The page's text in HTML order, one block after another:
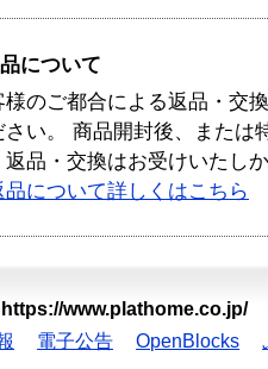
について
様のご都合による返品・交
さい。 商品開封後、または
返品・交換はお受けいたし
品について詳しくはこちら
https://www.plathome.co.jp/
電子公告 OpenBlocks